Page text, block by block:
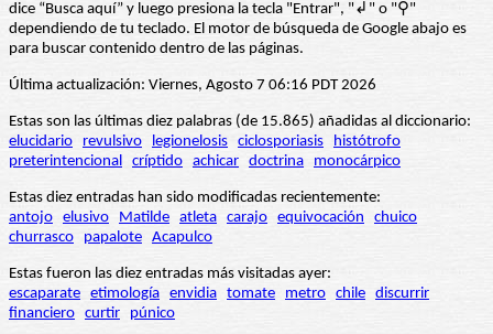
dice “Busca aquí” y luego presiona la tecla "Entrar", "↲" o "⚲"
dependiendo de tu teclado. El motor de búsqueda de Google abajo es
para buscar contenido dentro de las páginas.
Última actualización: Viernes, Agosto 7 06:16 PDT 2026
Estas son las últimas diez palabras (de 15.865) añadidas al diccionario:
elucidario
revulsivo legionelosis ciclosporiasis
histótrofo
preterintencional críptido achicar doctrina monocárpico
Estas diez entradas han sido modificadas recientemente:
antojo elusivo Matilde atleta carajo equivocación
chuico
churrasco
papalote Acapulco
Estas fueron las diez entradas más visitadas ayer:
escaparate etimología envidia tomate metro chile discurrir
financiero curtir púnico